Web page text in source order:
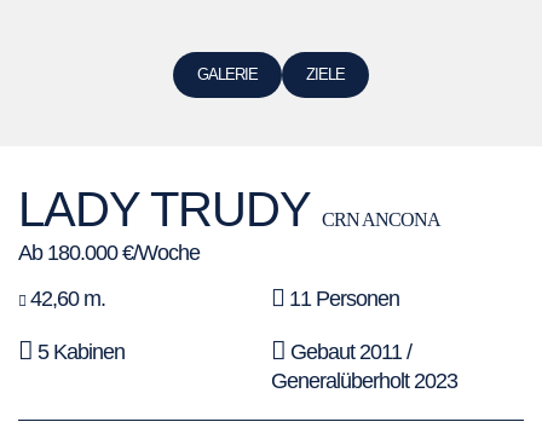
GALERIE ZIELE
LADY TRUDY CRN ANCONA
Ab 180.000 €/Woche
42,60 m.
11 Personen
5 Kabinen
Gebaut 2011 /
Generalüberholt 2023